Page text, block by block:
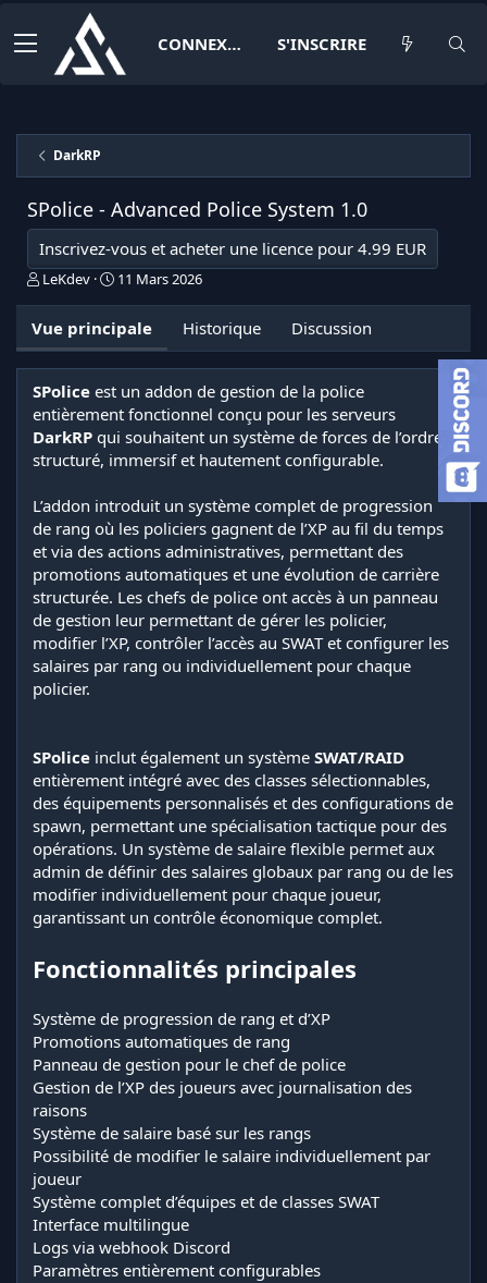
CONNEXION S'INSCRIRE
DarkRP
SPolice - Advanced Police System 1.0
Inscrivez-vous et acheter une licence pour 4.99 EUR
A
e
u
LeKdev
D
e
d
c
r
é
a
o
n
11 Mars 2026
Vue principale Historique Discussion
SPolice est un addon de gestion de la police
entièrement fonctionnel conçu pour les serveurs
DarkRP qui souhaitent un système de forces de l’ordre
structuré, immersif et hautement configurable.
L’addon introduit un système complet de progression
de rang où les policiers gagnent de l’XP au fil du temps
et via des actions administratives, permettant des
promotions automatiques et une évolution de carrière
structurée. Les chefs de police ont accès à un panneau
de gestion leur permettant de gérer les policier,
modifier l’XP, contrôler l’accès au SWAT et configurer les
salaires par rang ou individuellement pour chaque
policier.
SPolice inclut également un système SWAT/RAID
entièrement intégré avec des classes sélectionnables,
des équipements personnalisés et des configurations de
spawn, permettant une spécialisation tactique pour des
opérations. Un système de salaire flexible permet aux
admin de définir des salaires globaux par rang ou de les
modifier individuellement pour chaque joueur,
garantissant un contrôle économique complet.
Fonctionnalités principales
Système de progression de rang et d’XP
Promotions automatiques de rang
Panneau de gestion pour le chef de police
Gestion de l’XP des joueurs avec journalisation des
raisons
Système de salaire basé sur les rangs
Possibilité de modifier le salaire individuellement par
joueur
Système complet d’équipes et de classes SWAT
Interface multilingue
Logs via webhook Discord
Paramètres entièrement configurables